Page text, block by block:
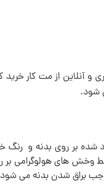
و آنلاین از مت کار خرید
شود.
بر روی بدنه و رنگ
خط وخش های هولوگرامی
براق شدن بدنه می